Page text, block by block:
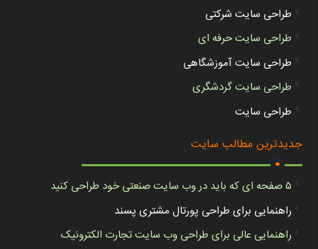
طراحی سایت شرکتی
طراحی سایت حرفه ای
طراحی سایت آموزشگاهی
طراحی سایت گردشگری
طراحی سایت
جدیدترین مطالب سایت
.
۵ صفحه ای که باید در وب سایت صنعتی خود طراحی کنید
راهنمایی برای طراحی پورتال مشتری پسند
راهنمایی عالی برای طراحی وب سایت تجارت الکترونیک